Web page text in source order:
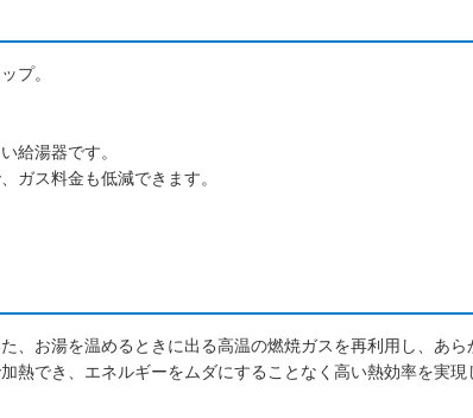
プ。
給湯器です。
ガス料金も低減できます。
、お湯を温めるときに出る高温の燃焼ガスを再利用し、あ
熱でき、エネルギーをムダにすることなく高い熱効率を実現